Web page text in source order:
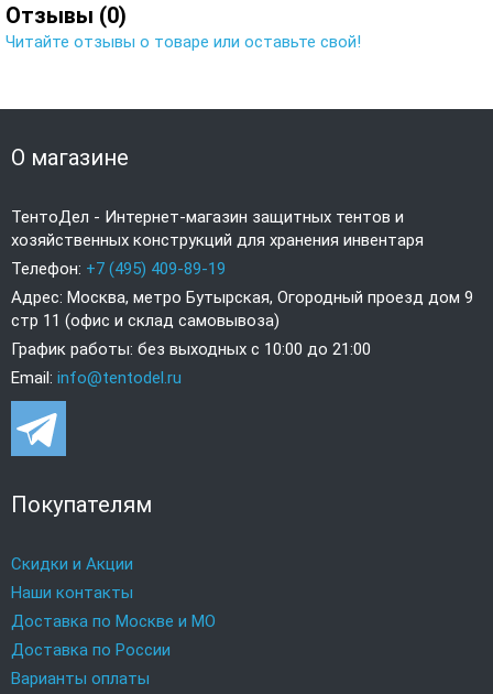
Отзывы (0)
Читайте отзывы о товаре или оставьте свой!
О магазине
ТентоДел - Интернет-магазин защитных тентов и
хозяйственных конструкций для хранения инвентаря
Телефон: +7 (495) 409-89-19
Адрес: Москва, метро Бутырская, Огородный проезд дом 9
стр 11 (офис и склад самовывоза)
График работы: без выходных с 10:00 до 21:00
Email: info@tentodel.ru
Покупателям
Скидки и Акции
Наши контакты
Доставка по Москве и МО
Доставка по России
Варианты оплаты